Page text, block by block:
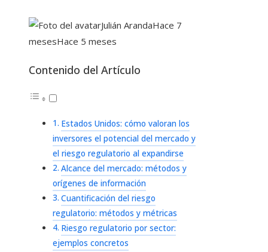
Julián ArandaHace 7
mesesHace 5 meses
Contenido del Artículo
Estados Unidos: cómo valoran los
inversores el potencial del mercado y
el riesgo regulatorio al expandirse
Alcance del mercado: métodos y
orígenes de información
Cuantificación del riesgo
regulatorio: métodos y métricas
Riesgo regulatorio por sector:
ejemplos concretos